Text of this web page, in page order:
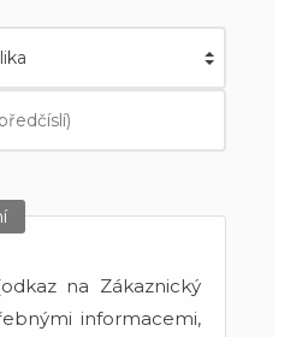
na Zákaznický
informacemi,